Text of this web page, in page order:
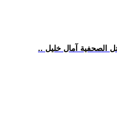
الصحفية آمال خليل